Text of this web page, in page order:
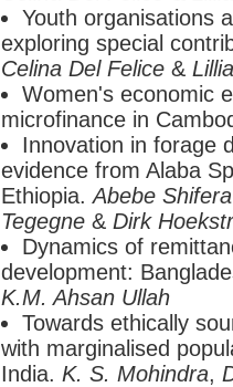
Youth organisations
exploring special
Celina Del Felice &
Women's economic
microfinance in
Innovation in forage
evidence from Alaba
Ethiopia.Abebe
Tegegne & Dirk
Dynamics of
development:
K.M. Ahsan Ullah
Towards ethically
with marginalised
India. K. S. Mohindra,